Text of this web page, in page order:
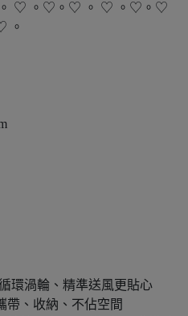
♡ 。♡。♡ 。 ♡ 。♡。♡
。
環渦輪、精準送風更貼心
帶、收納、不佔空間